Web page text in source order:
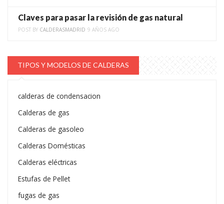
Claves para pasar la revisión de gas natural
POST BY CALDERASMADRID 9 AÑOS AGO
TIPOS Y MODELOS DE CALDERAS
calderas de condensacion
Calderas de gas
Calderas de gasoleo
Calderas Domésticas
Calderas eléctricas
Estufas de Pellet
fugas de gas